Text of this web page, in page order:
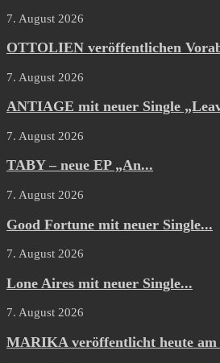
7. August 2026
OTTOLIEN veröffentlichen
7. August 2026
ANTIAGE mit neuer Single
7. August 2026
TABY – neue EP „An...
7. August 2026
Good Fortune mit neuer Single...
7. August 2026
Lone Aires mit neuer Single...
7. August 2026
MARIKA veröffentlicht heute am